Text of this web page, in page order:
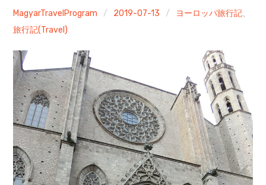
MagyarTravelProgram 2019-07-13 ヨーロッパ旅行記、
旅行記(Travel)